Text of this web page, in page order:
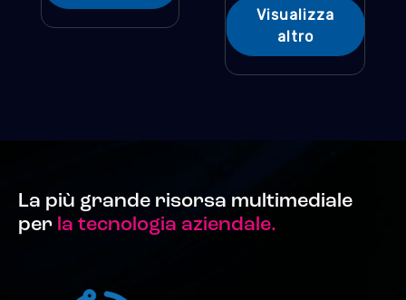
Visualizza
altro
La più grande risorsa multimediale
per la tecnologia aziendale.